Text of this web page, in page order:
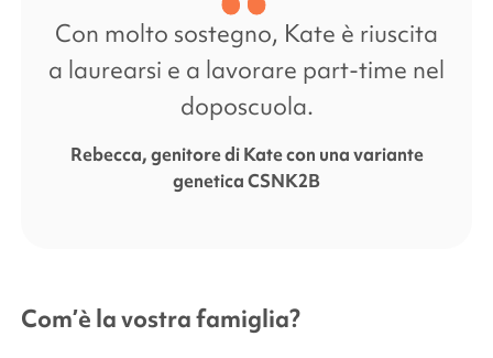
Con molto sostegno, Kate è riuscita
a laurearsi e a lavorare part-time nel
doposcuola.
Rebecca, genitore di Kate con una variante
genetica CSNK2B
Com’è la vostra famiglia?